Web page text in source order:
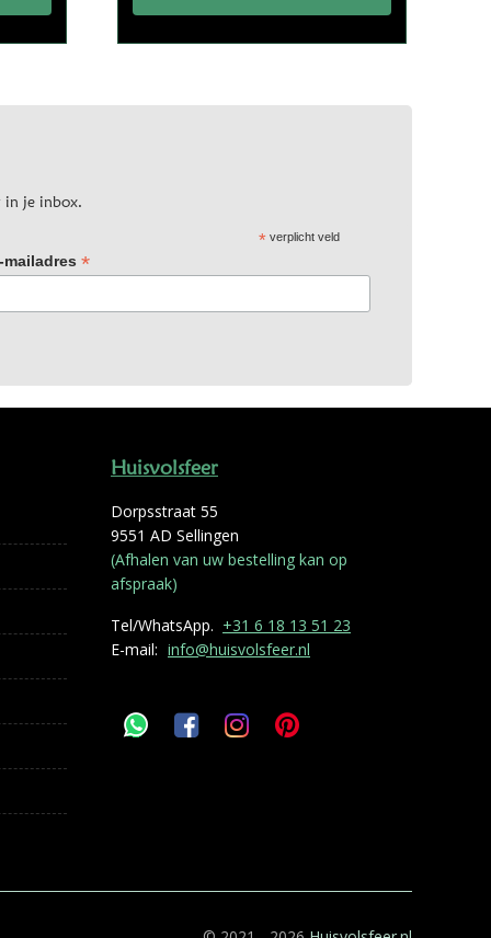
in je inbox.
*verplicht veld
mailadres *
Huisvolsfeer
Dorpsstraat 55
9551 AD Sellingen
(Afhalen van uw bestelling kan op
afspraak)
Tel/WhatsApp. +31 6 18 13 51 23
E-mail: info@huisvolsfeer.nl